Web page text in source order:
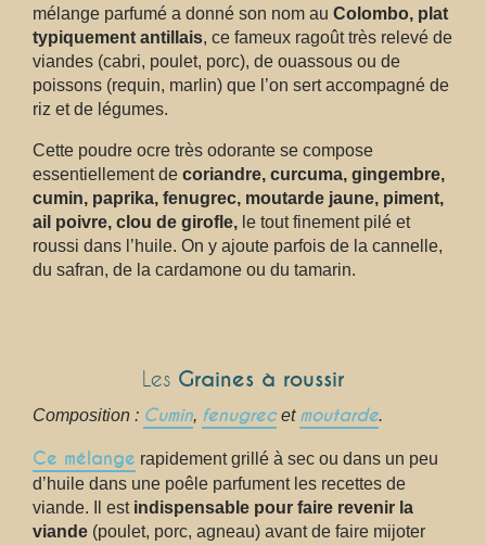
mélange parfumé a donné son nom au Colombo, plat
typiquement antillais, ce fameux ragoût très relevé de
viandes (cabri, poulet, porc), de ouassous ou de
poissons (requin, marlin) que l’on sert accompagné de
riz et de légumes.
Cette poudre ocre très odorante se compose
essentiellement de coriandre, curcuma, gingembre,
cumin, paprika, fenugrec, moutarde jaune, piment,
ail poivre, clou de girofle, le tout finement pilé et
roussi dans l’huile. On y ajoute parfois de la cannelle,
du safran, de la cardamone ou du tamarin.
Les Graines à roussir
Composition : Cumin, fenugrecet moutarde.
Ce mélange rapidement grillé à sec ou dans un peu
d’huile dans une poêle parfument les recettes de
viande. Il est indispensable pour faire revenir la
viande (poulet, porc, agneau) avant de faire mijoter